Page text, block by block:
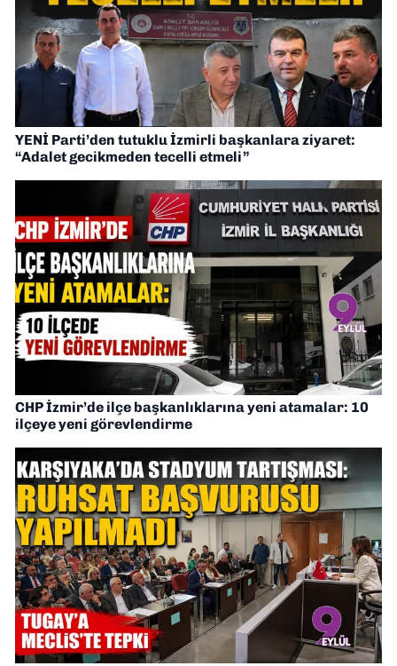
YENİ Parti’den tutuklu İzmirli başkanlara ziyaret:
“Adalet gecikmeden tecelli etmeli”
CHP İzmir’de ilçe başkanlıklarına yeni atamalar: 10
ilçeye yeni görevlendirme